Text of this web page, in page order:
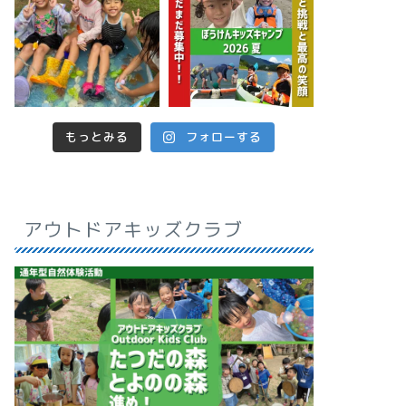
もっとみる フォローする
アウトドアキッズクラブ